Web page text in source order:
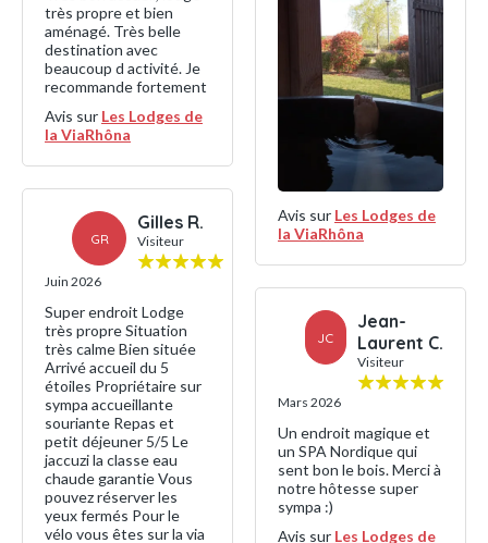
très propre et bien
aménagé. Très belle
destination avec
beaucoup d activité. Je
recommande fortement
Avis sur Les Lodges de
la ViaRhôna
GR
Gilles R.
Visiteur
Juin 2026
Super endroit Lodge
très propre Situation
très calme Bien située
Arrivé accueil du 5
étoiles Propriétaire sur
sympa accueillante
souriante Repas et
petit déjeuner 5/5 Le
jaccuzi la classe eau
chaude garantie Vous
pouvez réserver les
yeux fermés Pour le
vélo vous êtes sur la via
Avis sur Les Lodges de
la ViaRhôna
JC
Jean-
Laurent C.
Visiteur
Mars 2026
Un endroit magique et
un SPA Nordique qui
sent bon le bois. Merci à
notre hôtesse super
sympa :)
Avis sur Les Lodges de